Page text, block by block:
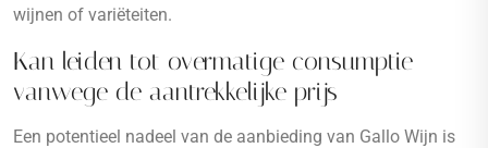
wijnen of variëteiten.
Kan leiden tot overmatige consumptie
vanwege de aantrekkelijke prijs
Een potentieel nadeel van de aanbieding van Gallo Wijn is